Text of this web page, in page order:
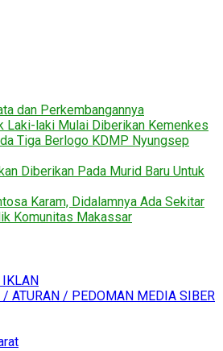
dan Perkembangannya
Laki-laki Mulai Diberikan Kemenkes
Tiga Berlogo KDMP Nyungsep
Diberikan Pada Murid Baru Untuk
Karam, Didalamnya Ada Sekitar
Komunitas Makassar
IKLAN
/ ATURAN / PEDOMAN MEDIA SIBER